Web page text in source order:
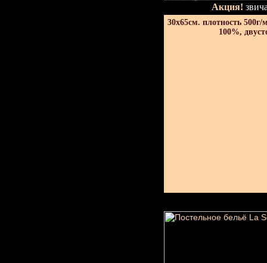
Акция!
30х65см. плотность 500г/
100%,